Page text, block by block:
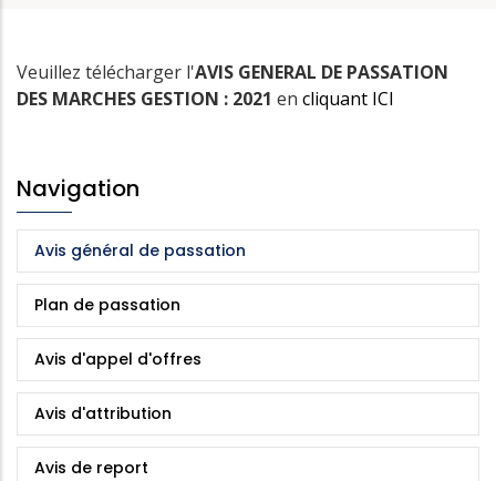
Veuillez télécharger l'AVIS GENERAL DE PASSATION
DES MARCHES GESTION : 2021 en cliquant ICI
Navigation
Avis général de passation
Plan de passation
Avis d'appel d'offres
Avis d'attribution
Avis de report